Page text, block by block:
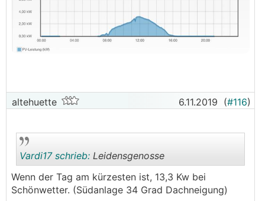
altehuette 6.11.2019 (#116)
Vardi17 schrieb: Leidensgenosse
Wenn der Tag am kürzesten ist, 13,3 Kw bei
Schönwetter. (Südanlage 34 Grad Dachneigung)